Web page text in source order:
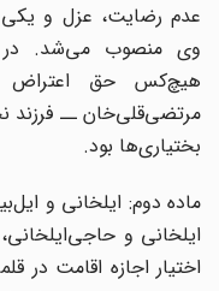
عدم رضایت، عزل و یکی
وی منصوب میشد. در
هیچکس حق اعتراض
مرتضیقلیخان ــ فرزند
بختیاریها بود.
ماده دوم: ایلخانی و ایل
ایلخانی و حاجیایلخانی،
اختیار اجازه اقامت در